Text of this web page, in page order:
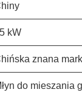
kW
znana
do mieszania